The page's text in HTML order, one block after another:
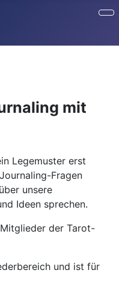
mit
Legemuster erst
Fragen
unsere
Ideen sprechen.
der Tarot-
und ist für